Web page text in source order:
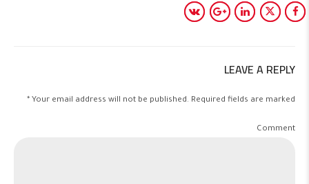
LEAVE A REPLY
Your email address will not be published. Required fields are marked *
Comment